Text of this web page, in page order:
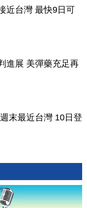
近台灣 最快9日可
進展 美彈藥充足再
末最近台灣 10日登